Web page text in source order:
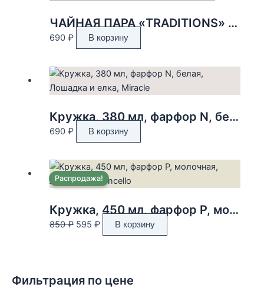
Фильтрация по цене
ЧАЙНАЯ ПАРА «TRADITIONS» 220 МЛ
690 ₽ В корзину
Кружка, 380 мл, фарфор N, белая, Лошадка и елка, Miracle
690 ₽ В корзину
Распродажа!
Кружка, 450 мл, фарфор P, молочная, Лимоны, Limoncello
850₽ Первоначальная
595 ₽Текущая
цена:
В корзину